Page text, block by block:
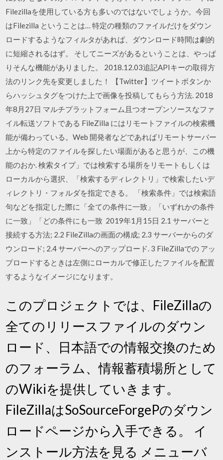
Filezillaを使用している方も多いのではないでしょうか。今回
はFilezilla ということは… 特定の種類のファイルだけをダウン
ロードするようなフィルタがあれば、ダウンロード時間は劇的
に短縮されるはず。 そしてニーズがあるということは、やっぱ
りそんな機能がありました。 2018.12.03追記APIキーの取得方
法のリンク先を変更しました！ 【Twitter】ツイートボタンか
らハッシュタグをつけた上で画像を投稿してもらう方法. 2018
年8月27日 マルチプラットフォーム且つオープンソースなファ
イル転送ソフトである FileZilla にはリモートファイルの検索機
能が備わっている。Web 開発者などであればリモートサーバー
上から特定のファイルを探したい場面があると思うが、この機
能のおか. 検索タイプ」では検索する場所をリモートもしくは
ローカルから選択、「検索するディレクトリ」で検索したいデ
ィレクトリ・フォルダを指定できる。 「検索条件」では検索語
句などを指定した際に「全ての条件に一致」「いずれかの条件
に一致」「どの条件にも一致 2019年1月15日 2.1 サーバーと
接続する方法; 2.2 FileZillaの画面の構成; 2.3 サーバーからのダ
ウンロード; 2.4 サーバーへのアップロード. 3 FileZillaでの アッ
プロードするときは左側にローカルで修正したファイルを配置
するようなイメージになります。
このプロジェクトでは、FileZillaの
全てのリリースファイルのダウン
ロード、日本語での情報交換のため
のフォーラム、情報蓄積場所として
のWikiを提供していきます。
FileZillaはSoSourceForgePのダウン
ロードページから入手できる。 イ
ンストール方法を見る メニューバ